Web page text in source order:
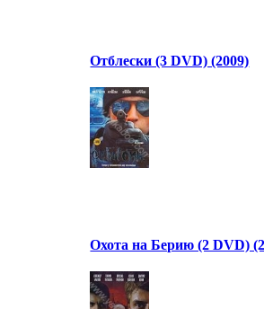
Отблески (3 DVD) (2009)
Охота на Берию (2 DVD)